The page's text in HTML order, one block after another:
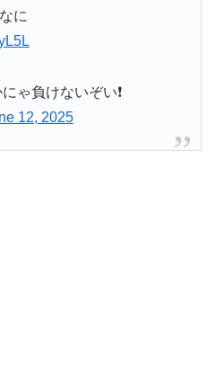
に
ゃ負けないぞい❗️
12, 2025